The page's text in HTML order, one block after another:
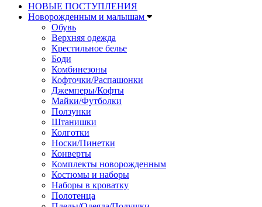
НОВЫЕ ПОСТУПЛЕНИЯ
Новорожденным и малышам
Обувь
Верхняя одежда
Крестильное белье
Боди
Комбинезоны
Кофточки/Распашонки
Джемперы/Кофты
Майки/Футболки
Ползунки
Штанишки
Колготки
Носки/Пинетки
Конверты
Комплекты новорожденным
Костюмы и наборы
Наборы в кроватку
Полотенца